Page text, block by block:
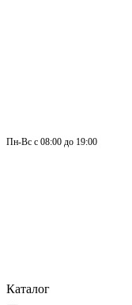
Пн-Вс с 08:00 до 19:00
Каталог